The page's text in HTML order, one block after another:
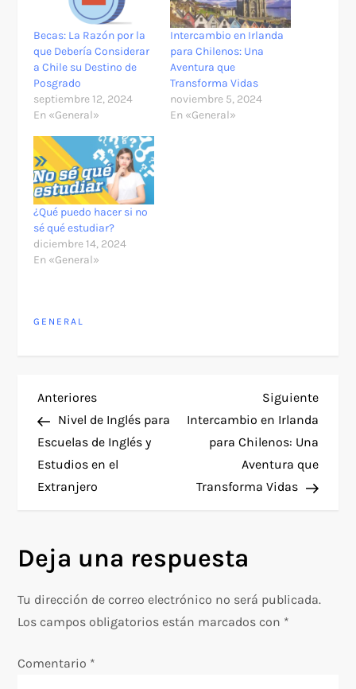
Becas: La Razón por la
que Debería Considerar
a Chile su Destino de
Posgrado
septiembre 12, 2024
En «General»
Intercambio en Irlanda
para Chilenos: Una
Aventura que
Transforma Vidas
noviembre 5, 2024
En «General»
¿Qué puedo hacer si no
sé qué estudiar?
diciembre 14, 2024
En «General»
GENERAL
N
a
v
g
a
c
i
Entrada
anterior
Anteriores
Nivel de Inglés para
Escuelas de Inglés y
Estudios en el
Extranjero
Siguiente
Intercambio en Irlanda
para Chilenos: Una
Aventura que
Transforma Vidas
Deja una respuesta
Tu dirección de correo electrónico no será publicada.
Los campos obligatorios están marcados con *
Comentario *